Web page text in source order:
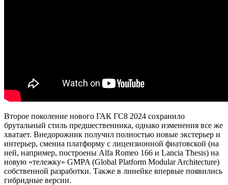
Второе поколение нового ГАК ГС8 2024 сохранило
брутальный стиль предшественника, однако изменения все же
хватает. Внедорожник получил полностью новые экстерьер и
интерьер, смениа платформу с лицензионной фиатовской (на
ней, например, построены Alfa Romeo 166 и Lancia Thesis) на
новую «тележку» GMPA (Global Platform Modular Architecture)
собственной разработки. Также в линейке впервые появились
гибридные версии.